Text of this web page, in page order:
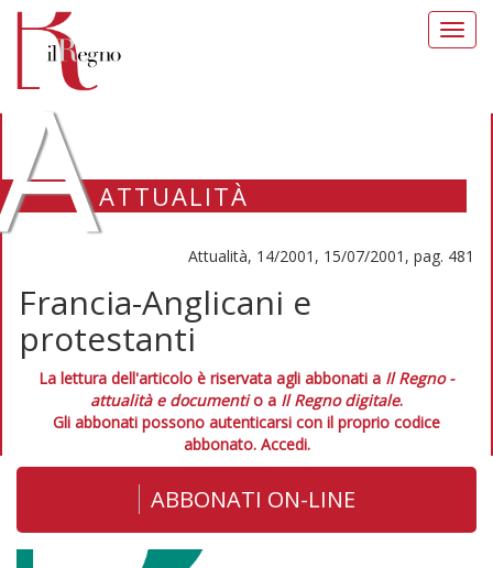
ATTUALITÀ
Attualità, 14/2001, 15/07/2001, pag. 481
Francia-Anglicani e
protestanti
La lettura dell'articolo è riservata agli abbonati a Il Regno -
attualità e documentio a Il Regno digitale.
Gli abbonati possono autenticarsi con il proprio codice
abbonato. Accedi.
ABBONATI ON-LINE